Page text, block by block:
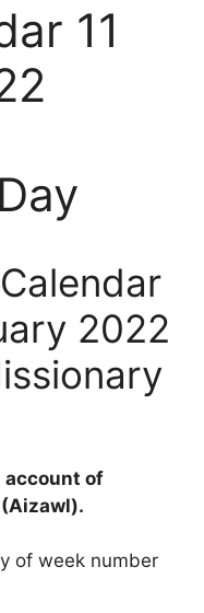
11
2022
account of
of week number